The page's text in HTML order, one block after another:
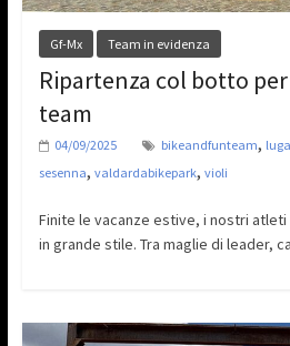
Gf-Mx Team in evidenza
Ripartenza col botto
team
04/09/2025 bikeandfunteam,
sesenna, valdardabikepark, violi
Finite le vacanze estive, i nostri
in grande stile. Tra maglie di leader,